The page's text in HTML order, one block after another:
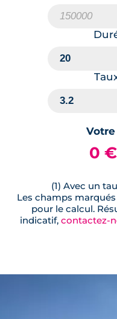
0
(1) Avec un
Les champs
pour le calcul.
indicatif, contactez-